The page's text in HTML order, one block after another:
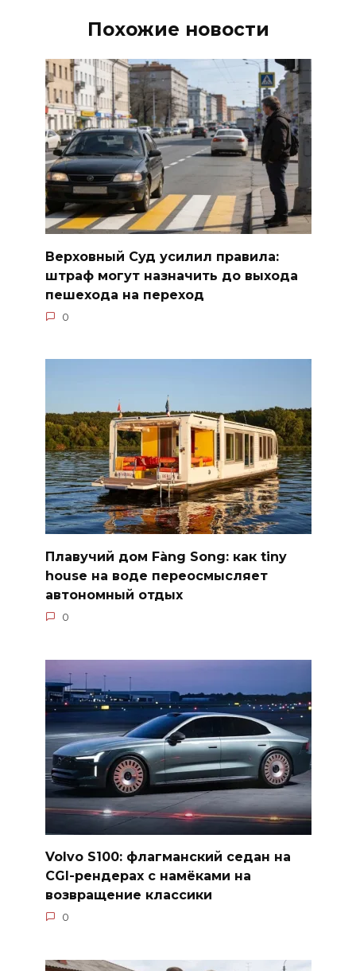
Похожие новости
Верховный Суд усилил правила:
штраф могут назначить до выхода
пешехода на переход
0
Плавучий дом Fàng Song: как tiny
house на воде переосмысляет
автономный отдых
0
Volvo S100: флагманский седан на
CGI-рендерах с намёками на
возвращение классики
0